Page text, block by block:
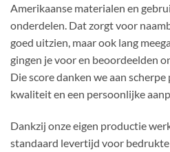
Amerikaanse materialen en
onderdelen. Dat zorgt voor
goed uitzien, maar ook lang
gingen je voor en beoordeelden
Die score danken we aan
kwaliteit en een persoonlijke
Dankzij onze eigen productie
standaard levertijd voor